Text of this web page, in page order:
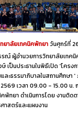
ยาลัยเทคนิคพัทยาวันศุกร์​ที่
ณ์ ผู้อำนวยการวิทยาลัยเทคนิ
เป็นประธานในพิธีเปิด 'โครงก
ะธรรมาภิบาลในสถานศึกษา '
เวลา 09.00 - 15.00
พัทยา ดำเนินการโดย งานติดต
าสตร์และแผนงาน